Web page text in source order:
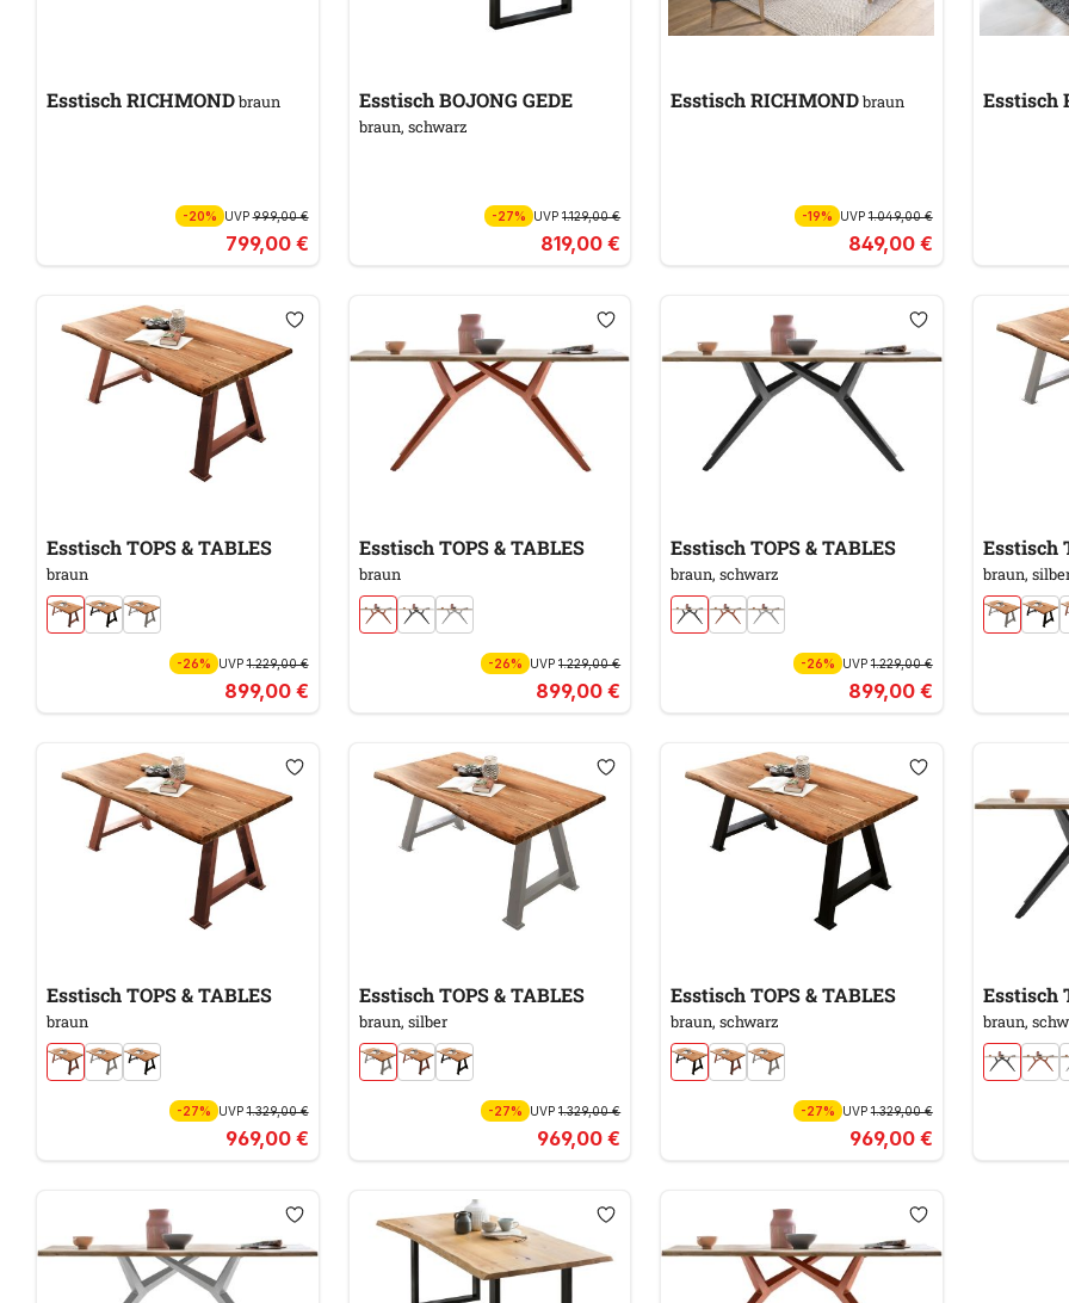
Esstisch RICHMONDbraun
-20% UVP999,00 €
799,00 €
Esstisch BOJONG GEDE
braun, schwarz
-27% UVP1.129,00 €
819,00 €
Esstisch RICHMONDbraun
-19% UVP1.049,00 €
849,00 €
Esstisch
Esstisch TOPS & TABLES
braun
-26% UVP1.229,00 €
899,00 €
Esstisch TOPS & TABLES
braun
-26% UVP1.229,00 €
899,00 €
Esstisch TOPS & TABLES
braun, schwarz
-26% UVP1.229,00 €
899,00 €
Esstisch
braun,
Esstisch TOPS & TABLES
braun
-27% UVP1.329,00 €
969,00 €
Esstisch TOPS & TABLES
braun, silber
-27% UVP1.329,00 €
969,00 €
Esstisch TOPS & TABLES
braun, schwarz
-27% UVP1.329,00 €
969,00 €
braun,